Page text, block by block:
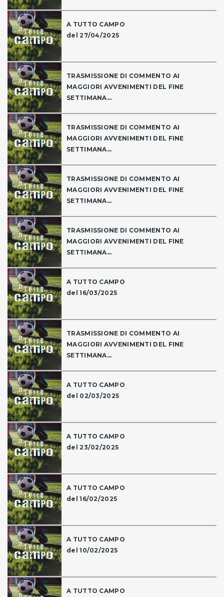
A TUTTO CAMPO
del 27/04/2025
TRASMISSIONE DI COMMENTO AI
MAGGIORI AVVENIMENTI DEL FINE
SETTIMANA...
TRASMISSIONE DI COMMENTO AI
MAGGIORI AVVENIMENTI DEL FINE
SETTIMANA...
TRASMISSIONE DI COMMENTO AI
MAGGIORI AVVENIMENTI DEL FINE
SETTIMANA...
TRASMISSIONE DI COMMENTO AI
MAGGIORI AVVENIMENTI DEL FINE
SETTIMANA...
A TUTTO CAMPO
del 16/03/2025
TRASMISSIONE DI COMMENTO AI
MAGGIORI AVVENIMENTI DEL FINE
SETTIMANA...
A TUTTO CAMPO
del 02/03/2025
A TUTTO CAMPO
del 23/02/2025
A TUTTO CAMPO
del 16/02/2025
A TUTTO CAMPO
del 10/02/2025
A TUTTO CAMPO